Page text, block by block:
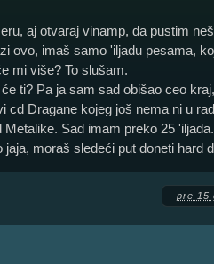
aj otvaraj vinamp, da pustim
ovo, imaš samo 'iljadu pesama,
mi više? To slušam.
ti? Pa ja sam sad obišao ceo
cd Dragane kojeg još nema ni u
Metalike. Sad imam preko 25 'iljada.
jaja, moraš sledeći put doneti hard
pre 15